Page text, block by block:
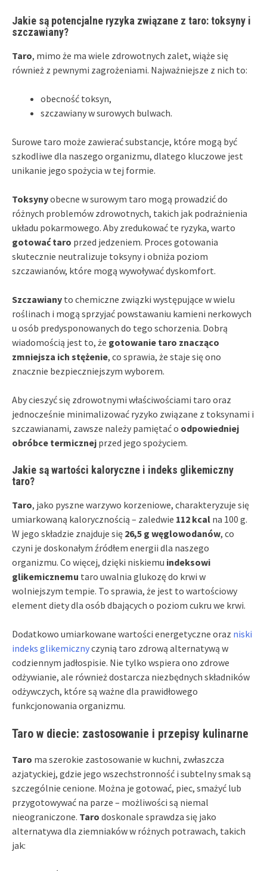
Jakie są potencjalne ryzyka związane z taro: toksyny i
szczawiany?
Taro, mimo że ma wiele zdrowotnych zalet, wiąże się
również z pewnymi zagrożeniami. Najważniejsze z nich to:
obecność toksyn,
szczawiany w surowych bulwach.
Surowe taro może zawierać substancje, które mogą być
szkodliwe dla naszego organizmu, dlatego kluczowe jest
unikanie jego spożycia w tej formie.
Toksynyobecne w surowym taro mogą prowadzić do
różnych problemów zdrowotnych, takich jak podrażnienia
układu pokarmowego. Aby zredukować te ryzyka, warto
gotować taro przed jedzeniem. Proces gotowania
skutecznie neutralizuje toksyny i obniża poziom
szczawianów, które mogą wywoływać dyskomfort.
Szczawiany to chemiczne związki występujące w wielu
roślinach i mogą sprzyjać powstawaniu kamieni nerkowych
u osób predysponowanych do tego schorzenia. Dobrą
wiadomością jest to, że gotowanie taro znacząco
zmniejsza ich stężenie, co sprawia, że staje się ono
znacznie bezpieczniejszym wyborem.
Aby cieszyć się zdrowotnymi właściwościami taro oraz
jednocześnie minimalizować ryzyko związane z toksynami i
szczawianami, zawsze należy pamiętać o odpowiedniej
obróbce termicznej przed jego spożyciem.
Jakie są wartości kaloryczne i indeks glikemiczny
taro?
Taro, jako pyszne warzywo korzeniowe, charakteryzuje się
umiarkowaną kalorycznością – zaledwie 112 kcal na 100 g.
W jego składzie znajduje się 26,5 g węglowodanów, co
czyni je doskonałym źródłem energii dla naszego
organizmu. Co więcej, dzięki niskiemu indeksowi
glikemicznemu taro uwalnia glukozę do krwi w
wolniejszym tempie. To sprawia, że jest to wartościowy
element diety dla osób dbających o poziom cukru we krwi.
Dodatkowo umiarkowane wartości energetyczne oraz niski
indeks glikemicznyczynią taro zdrową alternatywą w
codziennym jadłospisie. Nie tylko wspiera ono zdrowe
odżywianie, ale również dostarcza niezbędnych składników
odżywczych, które są ważne dla prawidłowego
funkcjonowania organizmu.
Taro w diecie: zastosowanie i przepisy kulinarne
Taro ma szerokie zastosowanie w kuchni, zwłaszcza
azjatyckiej, gdzie jego wszechstronność i subtelny smak są
szczególnie cenione. Można je gotować, piec, smażyć lub
przygotowywać na parze – możliwości są niemal
nieograniczone. Taro doskonale sprawdza się jako
alternatywa dla ziemniaków w różnych potrawach, takich
jak: